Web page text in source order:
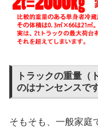
トラックの重量（
のはナンセンスです
そもそも、一般家庭